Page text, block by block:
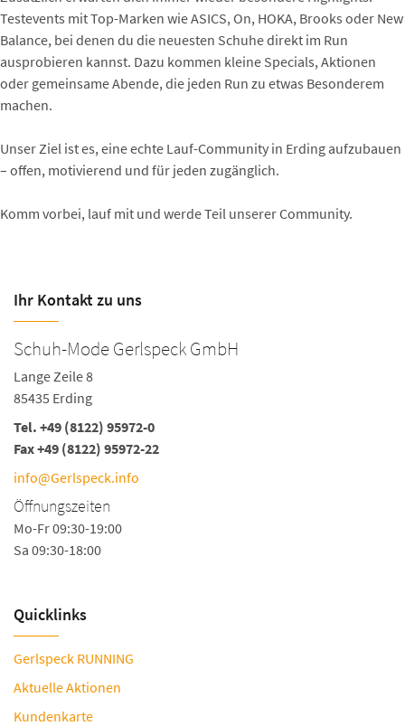
Testevents mit Top-Marken wie ASICS, On, HOKA, Brooks oder New
Balance, bei denen du die neuesten Schuhe direkt im Run
ausprobieren kannst. Dazu kommen kleine Specials, Aktionen
oder gemeinsame Abende, die jeden Run zu etwas Besonderem
machen.
Unser Ziel ist es, eine echte Lauf-Community in Erding aufzubauen
– offen, motivierend und für jeden zugänglich.
Komm vorbei, lauf mit und werde Teil unserer Community.
Ihr Kontakt zu uns
Schuh-Mode Gerlspeck GmbH
Lange Zeile 8
85435 Erding
Tel. +49 (8122) 95972-0
Fax +49 (8122) 95972-22
info@Gerlspeck.info
Öffnungszeiten
Mo-Fr 09:30-19:00
Sa 09:30-18:00
Quicklinks
Gerlspeck RUNNING
Aktuelle Aktionen
Kundenkarte